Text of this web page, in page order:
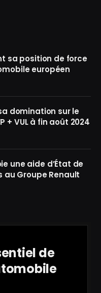
sa position de force
européen
domination sur le
+ VUL à fin août 2024
une aide d’État de
au Groupe Renault
de